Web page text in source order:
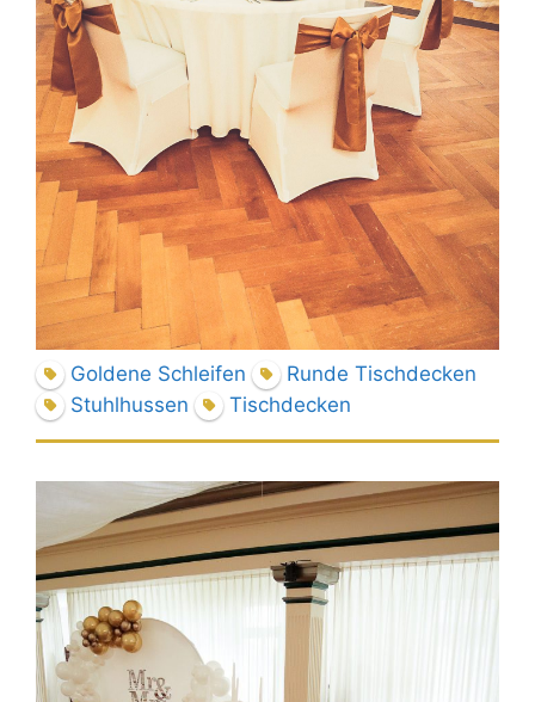
Goldene Schleifen
Runde Tischdecken
Stuhlhussen
Tischdecken